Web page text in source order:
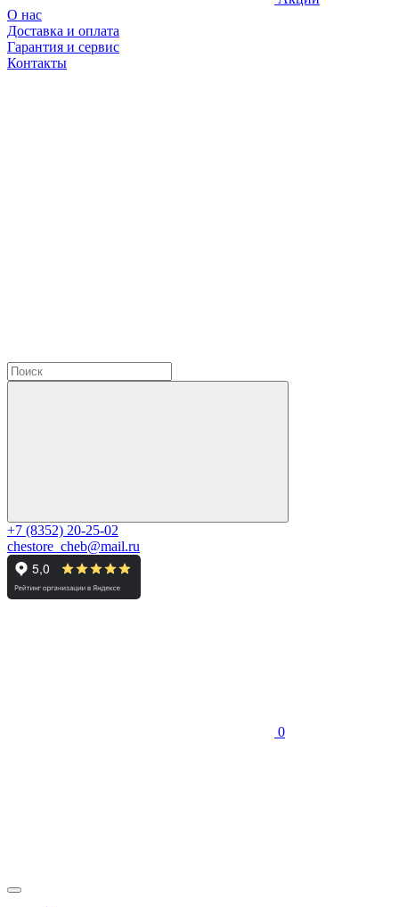
О нас
Доставка и оплата
Гарантия и сервис
Контакты
+7 (8352) 20-25-02
chestore_cheb@mail.ru
0